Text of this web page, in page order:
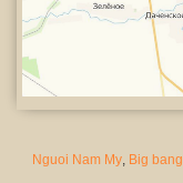
Nguoi Nam My, Big bang